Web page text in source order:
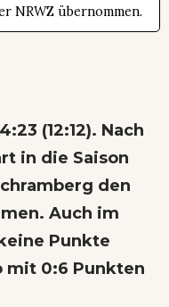
NRWZ übernommen.
(12:12). Nach
in die Saison
den
Auch im
Punkte
mit 0:6 Punkten